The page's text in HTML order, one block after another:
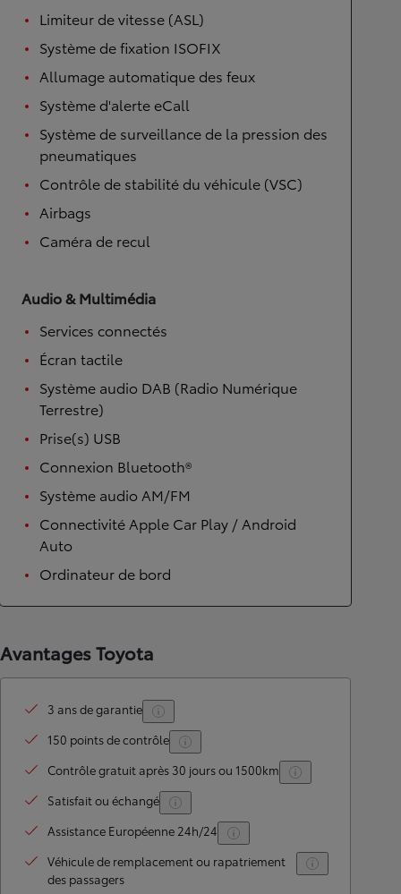
Limiteur de vitesse (ASL)
Système de fixation ISOFIX
Allumage automatique des feux
Système d'alerte eCall
Système de surveillance de la pression des
pneumatiques
Contrôle de stabilité du véhicule (VSC)
Airbags
Caméra de recul
Audio & Multimédia
Services connectés
Écran tactile
Système audio DAB (Radio Numérique
Terrestre)
Prise(s) USB
Connexion Bluetooth®
Système audio AM/FM
Connectivité Apple Car Play / Android
Auto
Ordinateur de bord
Avantages Toyota
3 ans de garantie
150 points de contrôle
Contrôle gratuit après 30 jours ou 1500km
Satisfait ou échangé
Assistance Européenne 24h/24
Véhicule de remplacement ou rapatriement
des passagers